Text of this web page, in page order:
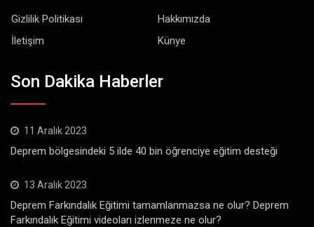
Gizlilik Politikası
Hakkımızda
İletişim
Künye
Son Dakika Haberler
11 Aralık 2023
Deprem bölgesindeki 5 ilde 40 bin öğrenciye eğitim desteği
13 Aralık 2023
Deprem Farkındalık Eğitimi tamamlanmazsa ne olur? Deprem
Farkındalık Eğitimi videoları izlenmeze ne olur?